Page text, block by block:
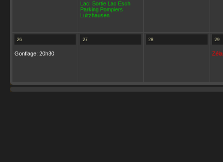
Lac: Sortie Lac Esch
Parking Pompiers
Lultzhausen
26
Gonflage: 20h30
27 28 29